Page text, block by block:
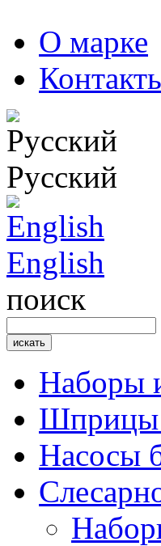
О марке
Русский
English
поиск
Наборы
Шприцы
Насосы